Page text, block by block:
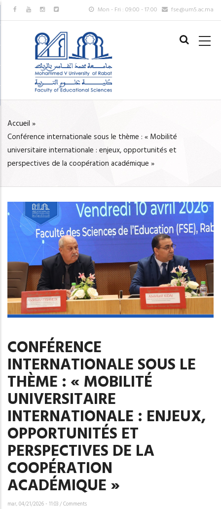
Aller
au
principal
Mon - Fri : 09:00 - 17:00 fse@um5.ac.ma
MAIN
FIL
D'ARIANE
Accueil »
Conférence internationale sous le thème : « Mobilité
universitaire internationale : enjeux, opportunités et
perspectives de la coopération académique »
CONFÉRENCE
INTERNATIONALE SOUS LE
THÈME : « MOBILITÉ
UNIVERSITAIRE
INTERNATIONALE : ENJEUX,
OPPORTUNITÉS ET
PERSPECTIVES DE LA
COOPÉRATION
ACADÉMIQUE »
mar, 04/21/2026 - 11:03/Comments